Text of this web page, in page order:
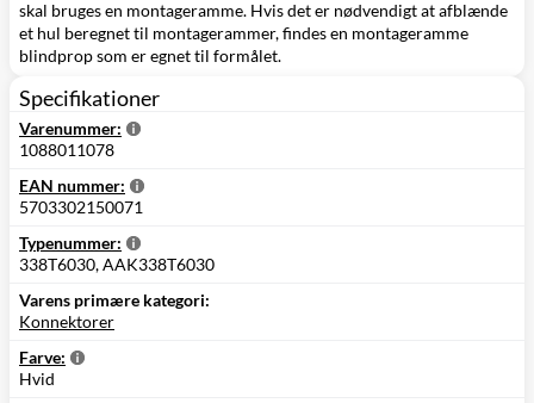
skal bruges en montageramme. Hvis det er nødvendigt at afblænde
et hul beregnet til montagerammer, findes en montageramme
blindprop som er egnet til formålet.
Specifikationer
Varenummer:
1088011078
EAN nummer:
5703302150071
Typenummer:
338T6030, AAK338T6030
Varens primære kategori:
Konnektorer
Farve:
Hvid